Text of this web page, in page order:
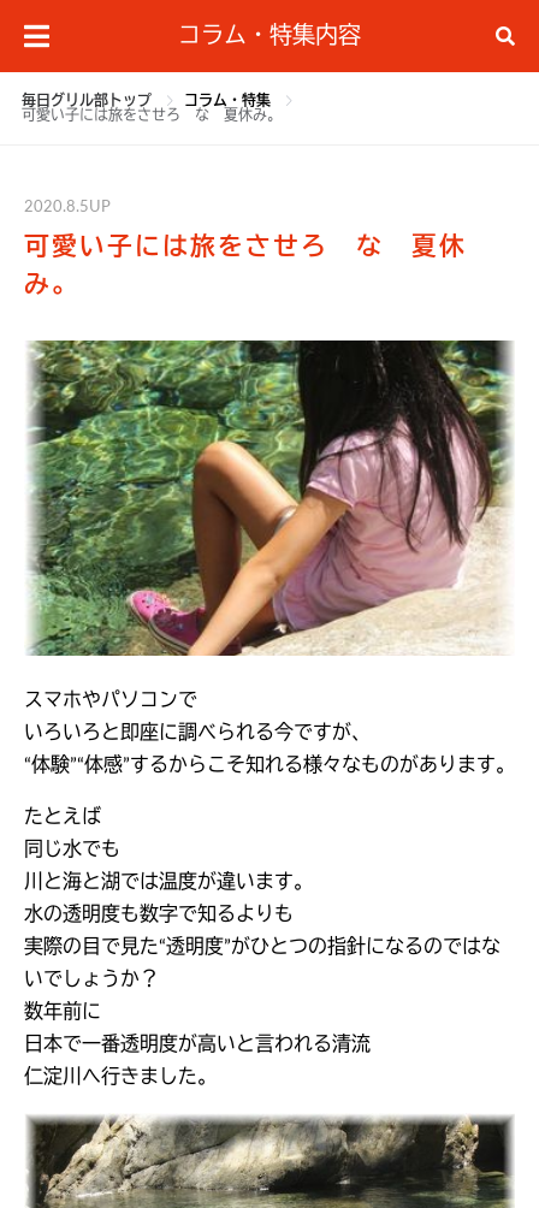
コラム・特集内容
毎日グリル部トップ
コラム・特集
可愛い子には旅をさせろ な 夏休み。
2020.8.5UP
可愛い子には旅をさせろ な 夏休
み。
スマホやパソコンで
いろいろと即座に調べられる今ですが、
“体験”“体感”するからこそ知れる様々なものがあります。
たとえば
同じ水でも
川と海と湖では温度が違います。
水の透明度も数字で知るよりも
実際の目で見た“透明度”がひとつの指針になるのではな
いでしょうか？
数年前に
日本で一番透明度が高いと言われる清流
仁淀川へ行きました。